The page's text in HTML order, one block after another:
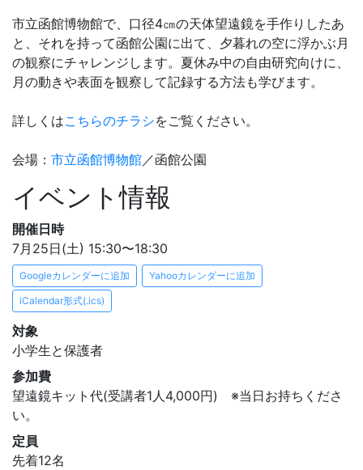
市立函館博物館で、口径4㎝の天体望遠鏡を手作りしたあ
と、それを持って函館公園に出て、夕暮れの空に浮かぶ月
の観察にチャレンジします。夏休み中の自由研究向けに、
月の動きや表面を観察して記録する方法も学びます。
詳しくはこちらのチラシをご覧ください。
会場： 市立函館博物館／函館公園
イベント情報
開催日時
7月25日(土) 15:30〜18:30
Googleカレンダーに追加 Yahooカレンダーに追加
iCalendar形式(.ics)
対象
小学生と保護者
参加費
望遠鏡キット代(受講者1人4,000円) ※当日お持ちくださ
い。
定員
先着12名